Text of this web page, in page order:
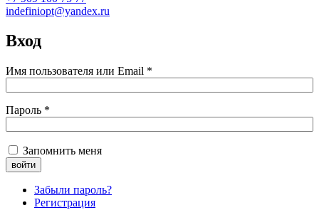
indefiniopt@yandex.ru
Вход
Имя пользователя или Email *
Пароль *
Запомнить меня
Забыли пароль?
Регистрация